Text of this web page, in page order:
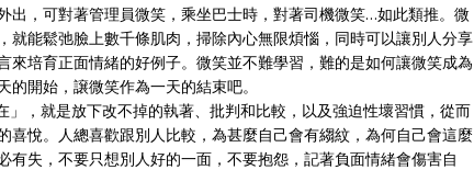
出，可對著管理員微笑，乘坐巴士時，對著司機微笑…如此類推。微
就能鬆弛臉上數千條肌肉，掃除內心無限煩惱，同時可以讓別人分享
來培育正面情緒的好例子。微笑並不難學習，難的是如何讓微笑成為
開始，譲微笑作為一天的結束吧。
」，就是放下改不掉的執著、批判和比較，以及強迫性壞習慣，從而
喜悅。人總喜歡跟別人比較，為甚麼自己會有縐紋，為何自己會這麼
有失，不要只想別人好的一面，不要抱怨，記著負面情緒會傷害自